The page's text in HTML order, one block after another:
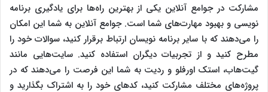
مشارکت در جوامع آنلاین یکی از بهترین راه‌ها برای یادگیری برنامه‌
نویسی و بهبود مهارت‌های شما است. جوامع آنلاین به شما این امکان
را می‌دهند که با سایر برنامه‌ نویسان ارتباط برقرار کنید، سوالات خود را
مطرح کنید و از تجربیات دیگران استفاده کنید. سایت‌هایی مانند
گیت‌هاب، استک‌ اورفلو و ردیت به شما این فرصت را می‌دهند که در
پروژه‌های مختلف مشارکت کنید، کدهای خود را به اشتراک بگذارید و